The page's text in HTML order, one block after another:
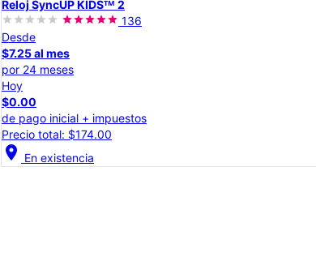
Reloj SyncUP KIDSᵀᴹ 2
136
Desde
$7.25 al mes
por 24 meses
Hoy
$0.00
de pago inicial + impuestos
Precio total: $174.00
location_on En existencia